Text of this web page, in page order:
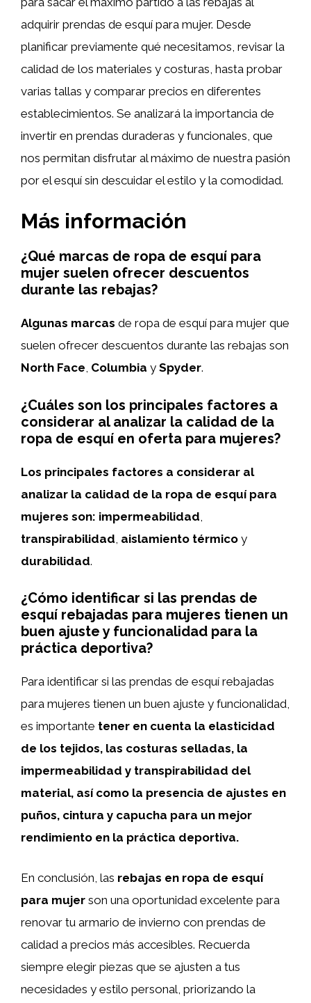
adquirir prendas de esquí para mujer. Desde
planificar previamente qué necesitamos, revisar la
calidad de los materiales y costuras, hasta probar
varias tallas y comparar precios en diferentes
establecimientos. Se analizará la importancia de
invertir en prendas duraderas y funcionales, que
nos permitan disfrutar al máximo de nuestra pasión
por el esquí sin descuidar el estilo y la comodidad.
Más información
¿Qué marcas de ropa de esquí para
mujer suelen ofrecer descuentos
durante las rebajas?
Algunas marcas de ropa de esquí para mujer que
suelen ofrecer descuentos durante las rebajas son
North Face, Columbia y Spyder.
¿Cuáles son los principales factores a
considerar al analizar la calidad de la
ropa de esquí en oferta para mujeres?
Los principales factores a considerar al
analizar la calidad de la ropa de esquí para
mujeres son: impermeabilidad
transpirabilidad aislamiento térmico y
durabilidad.
¿Cómo identificar si las prendas de
esquí rebajadas para mujeres tienen un
buen ajuste y funcionalidad para la
práctica deportiva?
Para identificar si las prendas de esquí rebajadas
para mujeres tienen un buen ajuste y funcionalidad,
es importante tener en cuenta la elasticidad
de los tejidos, las costuras selladas, la
impermeabilidad y transpirabilidad del
material, así como la presencia de ajustes en
puños, cintura y capucha para un mejor
rendimiento en la práctica deportiva.
En conclusión, las rebajas en ropa de esquí
para mujer son una oportunidad excelente para
renovar tu armario de invierno con prendas de
calidad a precios más accesibles. Recuerda
siempre elegir piezas que se ajusten a tus
necesidades y estilo personal, priorizando la